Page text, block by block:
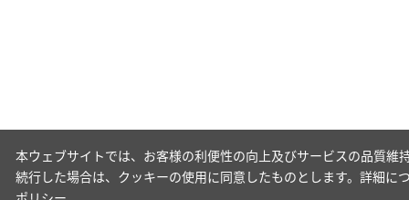
本ウェブサイトでは、お客様の利便性の向上及びサービスの品質
続行した場合は、クッキーの使用に同意したものとします。詳細